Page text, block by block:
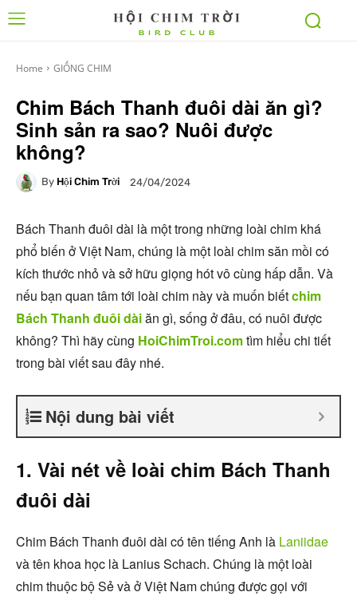
Home GIỐNG CHIM
Chim Bách Thanh đuôi dài ăn gì?
Sinh sản ra sao? Nuôi được
không?
By Hội Chim Trời 24/04/2024
Bách Thanh đuôi dài là một trong những loài chim khá
phổ biến ở Việt Nam, chúng là một loài chim săn mồi có
kích thước nhỏ và sở hữu giọng hót vô cùng hấp dẫn. Và
nếu bạn quan tâm tới loài chim này và muốn biếtchim
Bách Thanh đuôi dàiăn gì, sống ở đâu, có nuôi được
không? Thì hãy cùng HoiChimTroi.comtìm hiểu chi tiết
trong bài viết sau đây nhé.
Nội dung bài viết
1. Vài nét về loài chim Bách Thanh
đuôi dài
Chim Bách Thanh đuôi dài có tên tiếng Anh là Laniidae
và tên khoa học là Lanius Schach. Chúng là một loài
chim thuộc bộ Sẻ và ở Việt Nam chúng được gọi với